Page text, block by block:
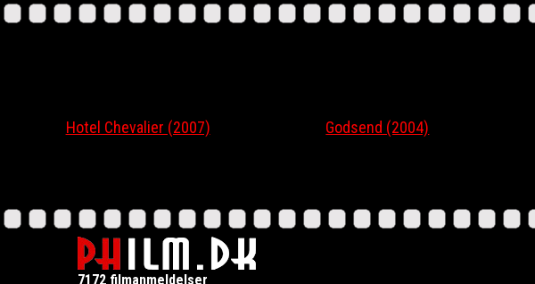
Hotel Chevalier (2007) Godsend (2004)
7172 filmanmeldelser